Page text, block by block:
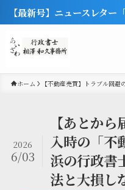
【最新号】ニュースレター
ホーム 【不動産売買】トラブル回避
【あとか
入時の「不
浜の行政書
法と大損し
2026
6/03